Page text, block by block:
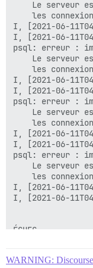
I, [2021-06-
I, [2021-06-
psql: erreur :
I, [2021-06-
I, [2021-06-
psql: erreur :
I, [2021-06-
I, [2021-06-
psql: erreur :
I, [2021-06-
I, [2021-06-
ÉCHEC
Emplacement de
WARNING: